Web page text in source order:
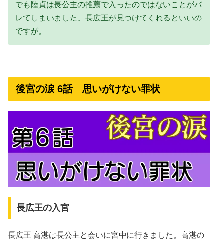
でも陸貞は長公主の推薦で入ったのではないことがバ
レてしまいました。長広王が見つけてくれるといいの
ですが。
後宮の涙 6話 思いがけない罪状
長広王の入宮
長広王 高湛は長公主と会いに宮中に行きました。高湛の